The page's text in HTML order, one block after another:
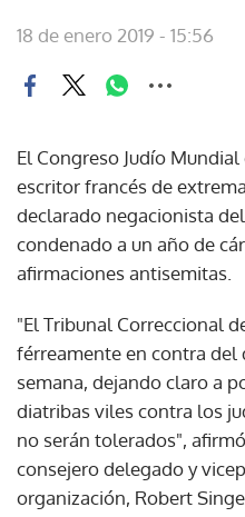
18 de enero 2019 - 15:56
El Congreso Judío
escritor francés de
declarado negacionista
condenado a un año de
afirmaciones antisemitas.
"El Tribunal Correccional
férreamente en contra del
semana, dejando claro a
diatribas viles contra los
no serán tolerados",
consejero delegado y
organización, Robert